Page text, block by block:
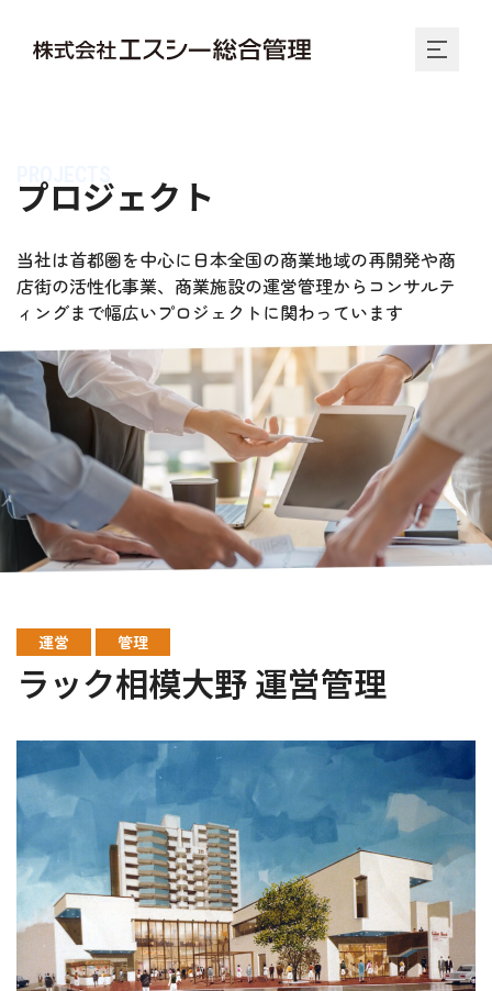
PROJECTS
プロジェクト
当社は首都圏を中心に日本全国の商業地域の再開発や商
店街の活性化事業、商業施設の運営管理からコンサルテ
ィングまで幅広いプロジェクトに関わっています
運営 管理
ラック相模大野 運営管理